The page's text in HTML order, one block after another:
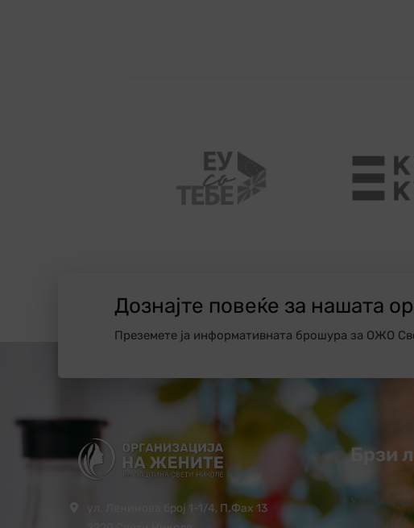
Дознајте повеќе за нашата
Преземете ја информативната брошура за ОЖО
ул. Ленинова број 1-1/4, П.Фах 13
Брзи
Почетна